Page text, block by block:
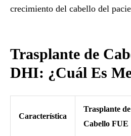
crecimiento del cabello del
Trasplante de
DHI: ¿Cuál Es
Característica
Trasplante de
Cabello FUE